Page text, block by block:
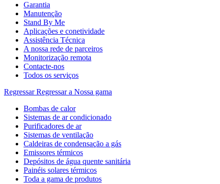
Garantia
Manutenção
Stand By Me
Aplicações e conetividade
Assistência Técnica
A nossa rede de parceiros
Monitorização remota
Contacte-nos
Todos os serviços
Regressar Regressar a Nossa gama
Bombas de calor
Sistemas de ar condicionado
Purificadores de ar
Sistemas de ventilação
Caldeiras de condensação a gás
Emissores térmicos
Depósitos de água quente sanitária
Painéis solares térmicos
Toda a gama de produtos